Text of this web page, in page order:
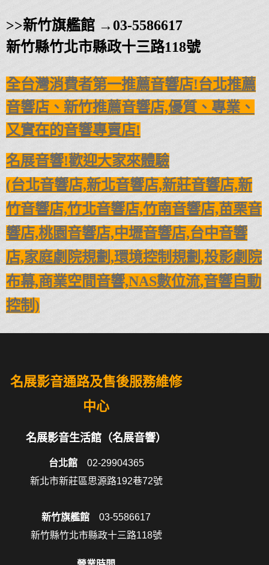
>>新竹旗艦館 → 03-5586617
新竹縣竹北市縣政十三路118號
全台灣消費者第一推薦音響店!台北推薦
音響店、新竹推薦音響店,優質、專業、
又實在的音響專賣店!
名展音響!歡迎大家來體驗
(台北音響店,新北音響店,新莊音響店,新
竹音響店,竹北音響店,竹南音響店,苗栗音
響店,桃園音響店,中壢音響店,台中音響
店,家庭劇院規劃,環境控制規劃,投影劇院
布幕,商業空間音響,NAS數位流,音響自動
控制)
名展影音通路及售後服務維修
中心
名展影音生活館（名展音響）
台北館02-29904365
新北市新莊區思源路192巷72號
新竹旗艦館 03-5586617
新竹縣竹北市縣政十三路118號